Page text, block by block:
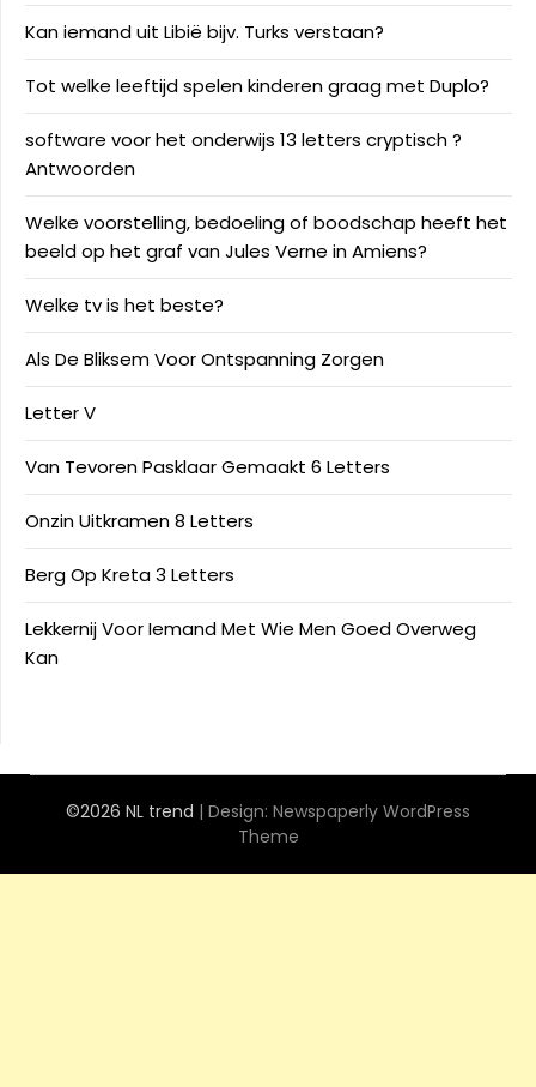
Kan iemand uit Libië bijv. Turks verstaan?
Tot welke leeftijd spelen kinderen graag met Duplo?
software voor het onderwijs 13 letters cryptisch ?
Antwoorden
Welke voorstelling, bedoeling of boodschap heeft het
beeld op het graf van Jules Verne in Amiens?
Welke tv is het beste?
Als De Bliksem Voor Ontspanning Zorgen
Letter V
Van Tevoren Pasklaar Gemaakt 6 Letters
Onzin Uitkramen 8 Letters
Berg Op Kreta 3 Letters
Lekkernij Voor Iemand Met Wie Men Goed Overweg
Kan
©2026 NL trend | Design: Newspaperly WordPress
Theme